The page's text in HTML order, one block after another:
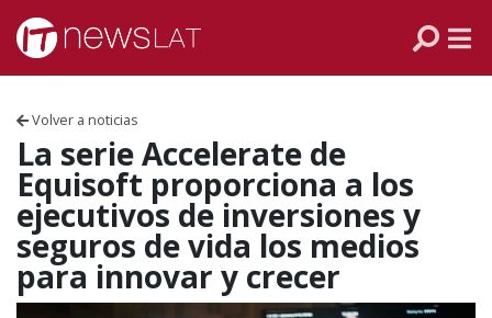
Skip to content
Volver a noticias
La serie Accelerate de
Equisoft proporciona a los
ejecutivos de inversiones y
seguros de vida los medios
para innovar y crecer
VENEZUELA
ECUADOR
PERÚ
CHILE